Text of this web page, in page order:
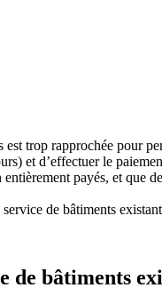
trop rapprochée pour
et d’effectuer le
payés, et que
de bâtiments
de bâtiments